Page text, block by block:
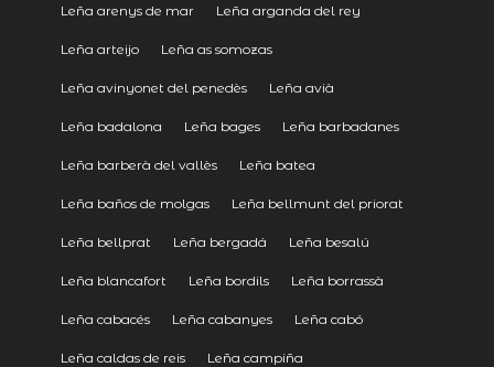
Leña arenys de mar Leña arganda del rey
Leña arteijo Leña as somozas
Leña avinyonet del penedès Leña avià
Leña badalona Leña bages Leña barbadanes
Leña barberà del vallès Leña batea
Leña baños de molgas Leña bellmunt del priorat
Leña bellprat Leña bergadá Leña besalú
Leña blancafort Leña bordils Leña borrassà
Leña cabacés Leña cabanyes Leña cabó
Leña caldas de reis Leña campiña